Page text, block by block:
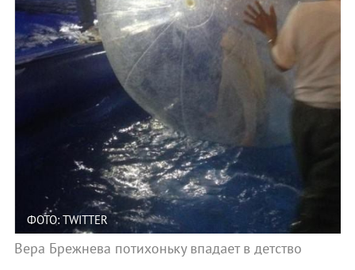
ФОТО: TWITTER
Вера Брежнева потихоньку впадает в детство